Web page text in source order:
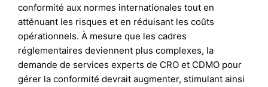
conformité aux normes internationales tout en
atténuant les risques et en réduisant les coûts
opérationnels. À mesure que les cadres
réglementaires deviennent plus complexes, la
demande de services experts de CRO et CDMO pour
gérer la conformité devrait augmenter, stimulant ainsi